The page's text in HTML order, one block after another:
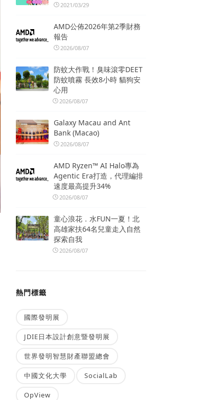
2021/03/29
AMD公佈2026年第2季財務
報告
2026/08/07
防蚊大作戰！臭味滾零DEET
防蚊噴霧 長效8小時 貓狗安
心用
2026/08/07
Galaxy Macau and Ant
Bank (Macao)
2026/08/07
AMD Ryzen™ AI Halo專為
Agentic Era打造，代理編排
速度最高提升34%
2026/08/07
童心浪花．水FUN一夏！北
高雄家扶64名兒童走入自然
探索自我
2026/08/07
熱門標籤
國際發明展
JDIE日本設計創意暨發明展
世界發明智慧財產聯盟總會
中國文化大學 SocialLab
OpView